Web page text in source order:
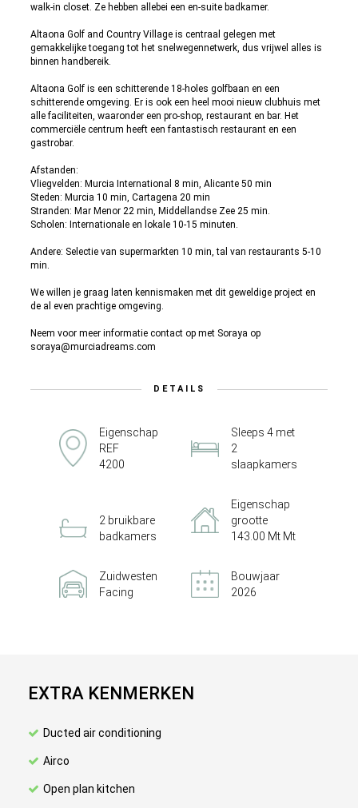
walk-in closet. Ze hebben allebei een en-suite badkamer.
Altaona Golf and Country Village is centraal gelegen met
gemakkelijke toegang tot het snelwegennetwerk, dus vrijwel alles is
binnen handbereik.
Altaona Golf is een schitterende 18-holes golfbaan en een
schitterende omgeving. Er is ook een heel mooi nieuw clubhuis met
alle faciliteiten, waaronder een pro-shop, restaurant en bar. Het
commerciële centrum heeft een fantastisch restaurant en een
gastrobar.
Afstanden:
Vliegvelden: Murcia International 8 min, Alicante 50 min
Steden: Murcia 10 min, Cartagena 20 min
Stranden: Mar Menor 22 min, Middellandse Zee 25 min.
Scholen: Internationale en lokale 10-15 minuten.
Andere: Selectie van supermarkten 10 min, tal van restaurants 5-10
min.
We willen je graag laten kennismaken met dit geweldige project en
de al even prachtige omgeving.
Neem voor meer informatie contact op met Soraya op
soraya@murciadreams.com
DETAILS
Eigenschap
REF
4200
Sleeps 4 met
2
slaapkamers
2 bruikbare
badkamers
Eigenschap
grootte
143.00 Mt Mt
Zuidwesten
Facing
Bouwjaar
2026
EXTRA KENMERKEN
Ducted air conditioning
Airco
Open plan kitchen